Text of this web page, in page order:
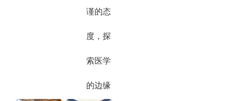
谨的态
度，探
索医学
的边缘